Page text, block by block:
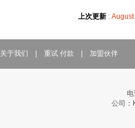
上次更新 : August
关于我们 重试 付款 加盟伙伴
公司：